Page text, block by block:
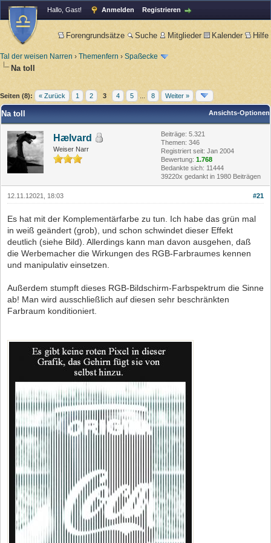
Hallo, Gast! Anmelden Registrieren
Forengrundsätze Suche Mitglieder Kalender Hilfe
Tal der weisen Narren › Themenfern › Spaßecke
Na toll
Seiten (8): « Zurück 1 2 3 4 5 ... 8 Weiter »
Ansichts-Optionen
Na toll
Hælvard
Weiser Narr
Beiträge: 5.321
Themen: 346
Registriert seit: Jan 2004
Bewertung: 1.768
Bedankte sich: 11444
39220x gedankt in 1980 Beiträgen
#21
12.11.12021, 18:03
Es hat mit der Komplementärfarbe zu tun. Ich habe das grün mal
in weiß geändert (grob), und schon schwindet dieser Effekt
deutlich (siehe Bild). Allerdings kann man davon ausgehen, daß
die Werbemacher die Wirkungen des RGB-Farbraumes kennen
und manipulativ einsetzen.
Außerdem stumpft dieses RGB-Bildschirm-Farbspektrum die Sinne
ab! Man wird ausschließlich auf diesen sehr beschränkten
Farbraum konditioniert.